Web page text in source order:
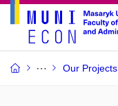
Our Projects